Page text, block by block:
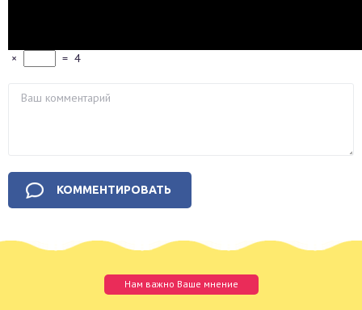
× = 4
Нам важно Ваше мнение